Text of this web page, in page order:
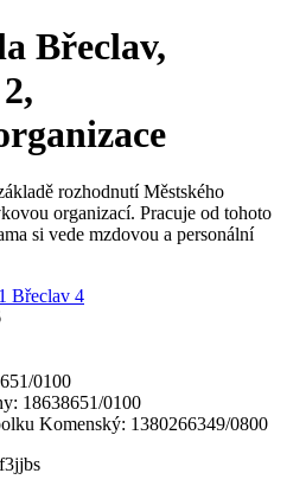
Břeclav,
rozhodnutí Městského
organizací. Pracuje od tohoto
si vede mzdovou a personální
Břeclav 4
0100
18638651/0100
Komenský: 1380266349/0800